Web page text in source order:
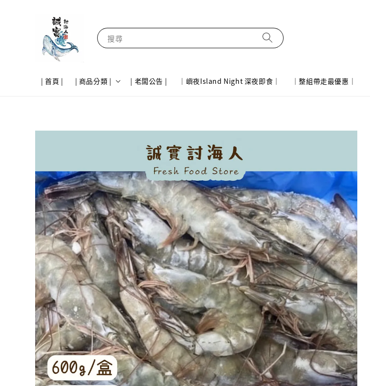
搜尋
| 首頁 | | 商品分類 | | 老闆公告 | ｜嶼夜Island Night 深夜即食｜ ｜整組帶走最優惠｜